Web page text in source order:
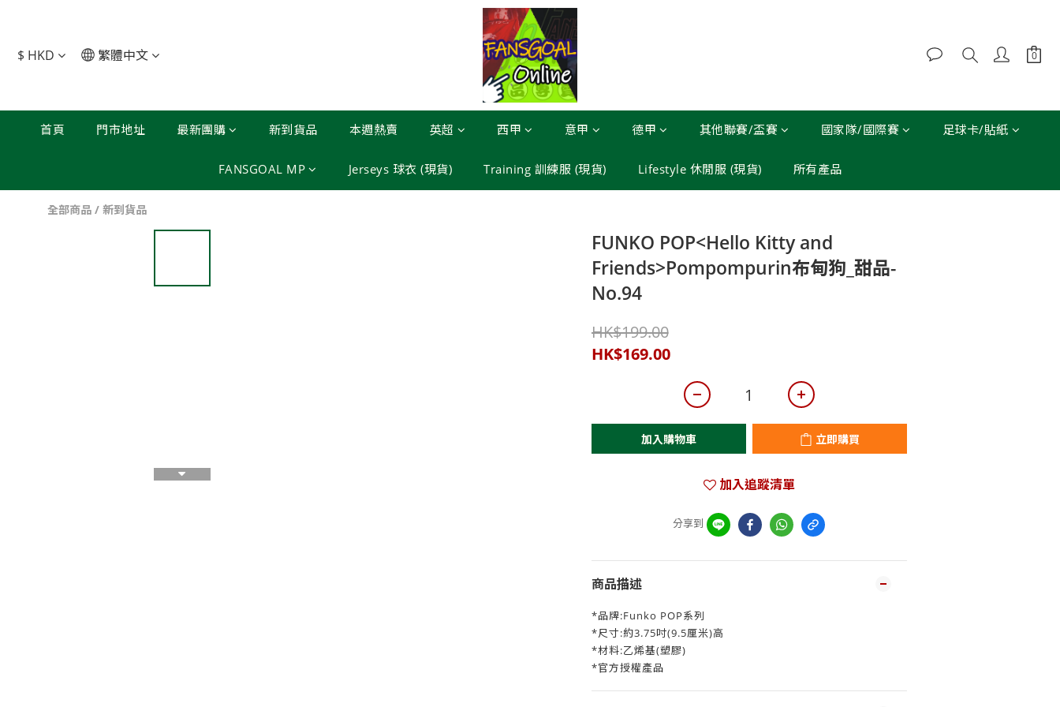
$ HKD 繁體中文
首頁 門市地址 最新團購 新到貨品 本週熱賣 英超 西甲 意甲 德甲 其他聯賽/盃賽 國家隊/國際賽 足球卡/貼紙
FANSGOAL MP Jerseys 球衣 (現貨) Training 訓練服 (現貨) Lifestyle 休閒服 (現貨) 所有產品
全部商品 / 新到貨品
FUNKO POP<Hello Kitty and
Friends>Pompompurin布甸狗_甜品-
No.94
HK$199.00
HK$169.00
加入購物車 立即購買
加入追蹤清單
分享到
商品描述
*品牌:Funko POP系列
*尺寸:約3.75吋(9.5厘米)高
*材料:乙烯基(塑膠)
*官方授權產品